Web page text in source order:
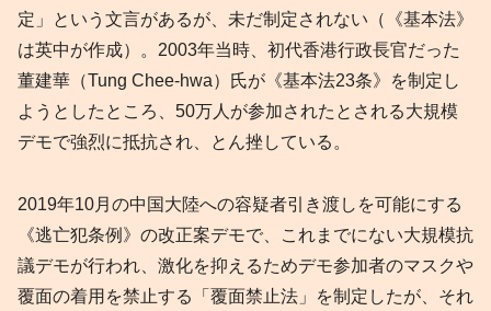
定」という文言があるが、未だ制定されない（《基本法》
は英中が作成）。2003年当時、初代香港行政長官だった
董建華（Tung Chee-hwa）氏が《基本法23条》を制定し
ようとしたところ、50万人が参加されたとされる大規模
デモで強烈に抵抗され、とん挫している。
2019年10月の中国大陸への容疑者引き渡しを可能にする
《逃亡犯条例》の改正案デモで、これまでにない大規模抗
議デモが行われ、激化を抑えるためデモ参加者のマスクや
覆面の着用を禁止する「覆面禁止法」を制定したが、それ